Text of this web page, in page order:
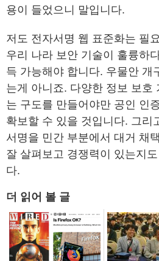
용이 들었으니 말입니다.
저도 전자서명 웹 표준화는 필
우리 나라 보안 기술이 훌륭하
득 가능해야 합니다. 우물안 개
는게 아니죠. 다양한 정보 보호
는 구도를 만들어야만 공인 인
확보할 수 있을 것입니다. 그리
서명을 민간 부분에서 대거 채
잘 살펴보고 경쟁력이 있는지
다.
더 읽어 볼 글